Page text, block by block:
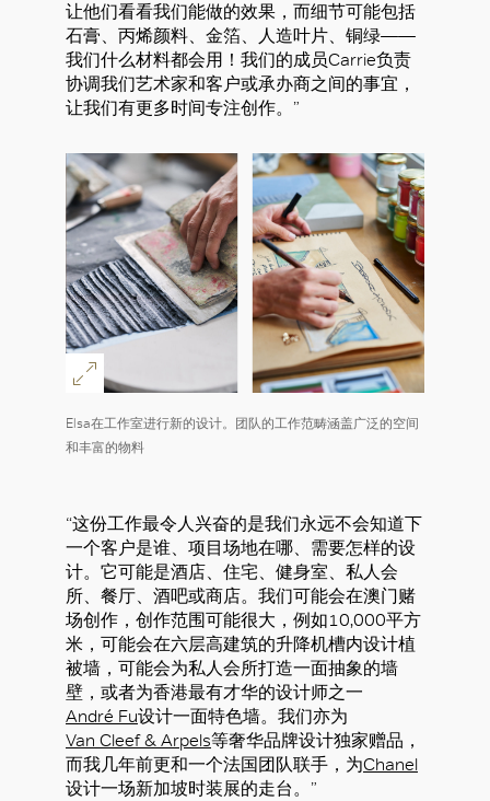
让他们看看我们能做的效果，而细节可能包括
石膏、丙烯颜料、金箔、人造叶片、铜绿——
我们什么材料都会用！我们的成员Carrie负责
协调我们艺术家和客户或承办商之间的事宜，
让我们有更多时间专注创作。”
Elsa在工作室进行新的设计。团队的工作范畴涵盖广泛的空间
和丰富的物料
“这份工作最令人兴奋的是我们永远不会知道下
一个客户是谁、项目场地在哪、需要怎样的设
计。它可能是酒店、住宅、健身室、私人会
所、餐厅、酒吧或商店。我们可能会在澳门赌
场创作，创作范围可能很大，例如10,000平方
米，可能会在六层高建筑的升降机槽内设计植
被墙，可能会为私人会所打造一面抽象的墙
壁，或者为香港最有才华的设计师之一
André Fu设计一面特色墙。我们亦为
Van Cleef & Arpels等奢华品牌设计独家赠品，
而我几年前更和一个法国团队联手，为Chanel
设计一场新加坡时装展的走台。”